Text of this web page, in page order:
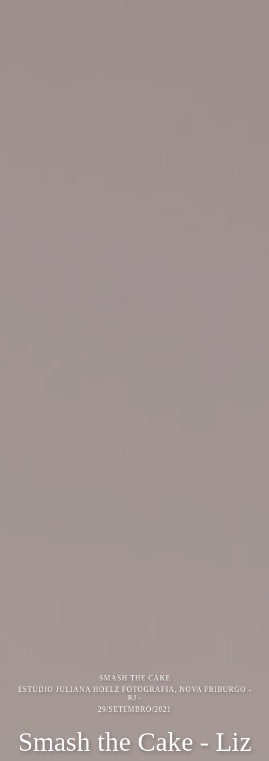
SMASH THE CAKE
ESTÚDIO JULIANA HOELZ FOTOGRAFIA, NOVA FRIBURGO -
RJ
29/SETEMBRO/2021
Smash the Cake - Liz